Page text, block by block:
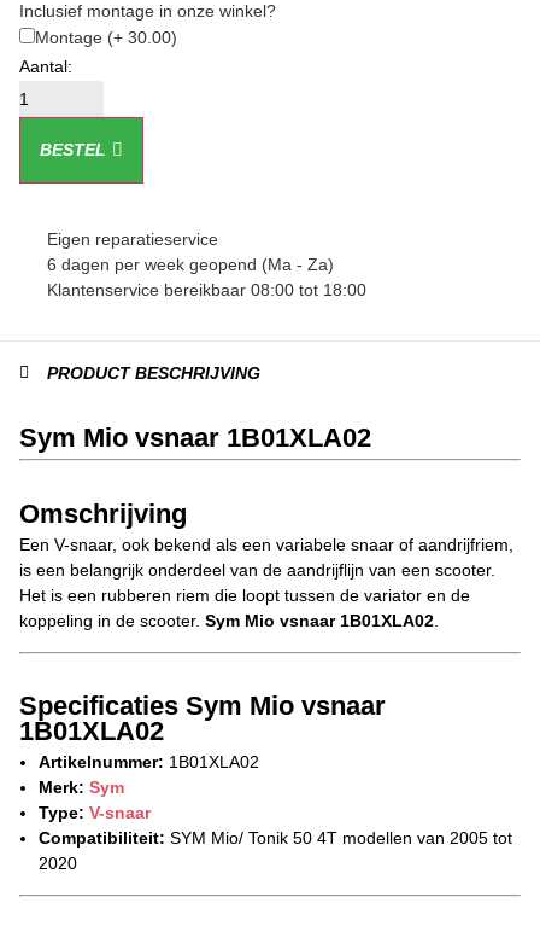
Inclusief montage in onze winkel?
Montage (+ 30.00)
BESTEL
Eigen reparatieservice
6 dagen per week geopend (Ma - Za)
Klantenservice bereikbaar 08:00 tot 18:00
PRODUCT BESCHRIJVING
Sym Mio vsnaar 1B01XLA02
Omschrijving
Een V-snaar, ook bekend als een variabele snaar of aandrijfriem,
is een belangrijk onderdeel van de aandrijflijn van een scooter.
Het is een rubberen riem die loopt tussen de variator en de
koppeling in de scooter. Sym Mio vsnaar 1B01XLA02
Specificaties Sym Mio vsnaar
1B01XLA02
Artikelnummer: 1B01XLA02
Merk: Sym
Type: V-snaar
Compatibiliteit: SYM Mio/ Tonik 50 4T modellen van 2005 tot
2020